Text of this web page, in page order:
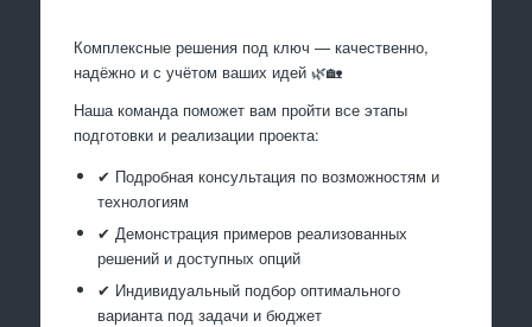
Комплексные решения под ключ — качественно,
надёжно и с учётом ваших идей 🌿🏡
Наша команда поможет вам пройти все этапы
подготовки и реализации проекта:
✔ Подробная консультация по возможностям и
технологиям
✔ Демонстрация примеров реализованных
решений и доступных опций
✔ Индивидуальный подбор оптимального
варианта под задачи и бюджет